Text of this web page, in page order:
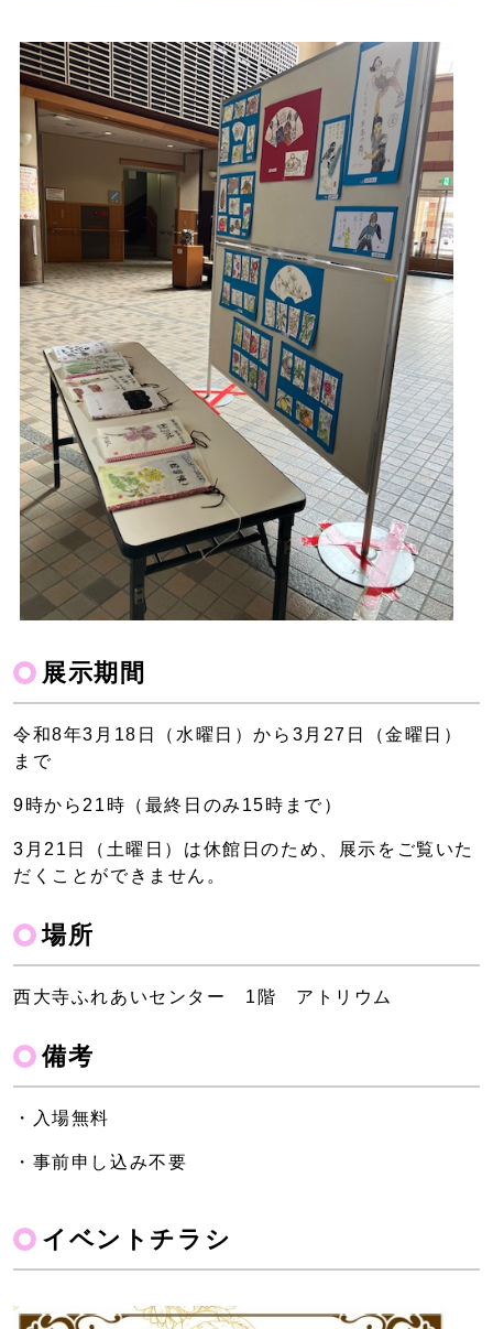
展示期間
令和8年3月18日（水曜日）から3月27日（金曜日）
まで
9時から21時（最終日のみ15時まで）
3月21日（土曜日）は休館日のため、展示をご覧いた
だくことができません。
場所
西大寺ふれあいセンター 1階 アトリウム
備考
・入場無料
・事前申し込み不要
イベントチラシ